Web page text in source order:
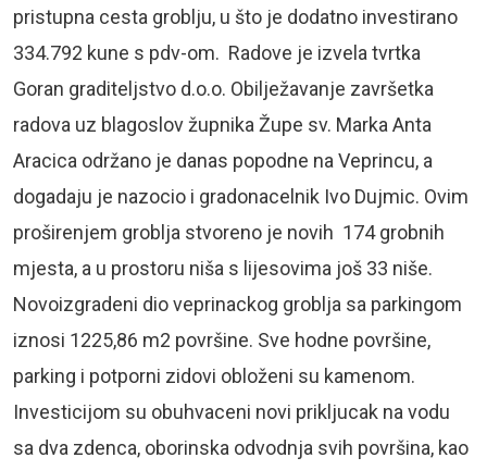
pristupna cesta groblju, u što je dodatno investirano
334.792 kune s pdv-om. Radove je izvela tvrtka
Goran graditeljstvo d.o.o. Obilježavanje završetka
radova uz blagoslov župnika Župe sv. Marka Anta
Aracica održano je danas popodne na Veprincu, a
dogadaju je nazocio i gradonacelnik Ivo Dujmic. Ovim
proširenjem groblja stvoreno je novih 174 grobnih
mjesta, a u prostoru niša s lijesovima još 33 niše.
Novoizgradeni dio veprinackog groblja sa parkingom
iznosi 1225,86 m2 površine. Sve hodne površine,
parking i potporni zidovi obloženi su kamenom.
Investicijom su obuhvaceni novi prikljucak na vodu
sa dva zdenca, oborinska odvodnja svih površina, kao